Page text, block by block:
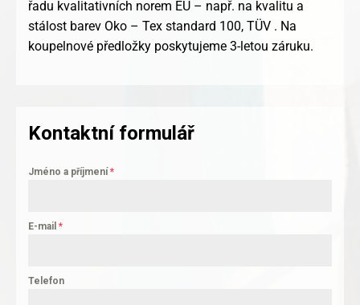
řadu kvalitativních norem EU – např. na kvalitu a
stálost barev Oko – Tex standard 100, TÜV . Na
koupelnové předložky poskytujeme 3-letou záruku.
Kontaktní formulář
Jméno a příjmení*
E-mail *
Telefon